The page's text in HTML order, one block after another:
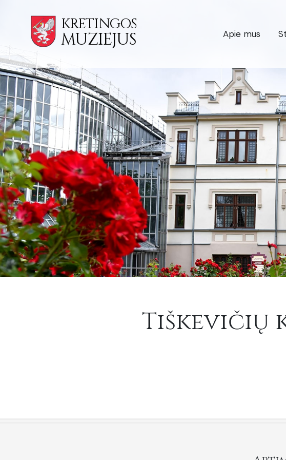
KRETINGOS
MUZIEJUS Apie mus
Tiškevičių